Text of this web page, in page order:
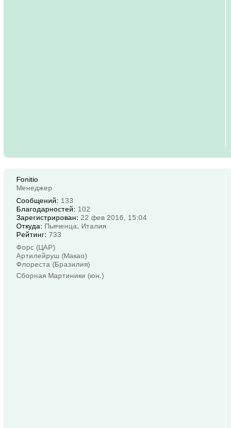
Fonitio
Менеджер
Сообщений: 133
Благодарностей: 102
Зарегистрирован: 22 фев 2016, 15:04
Откуда: Пьяченца, Италия
Рейтинг: 733
Форс (ЦАР)
Артилейруш (Макао)
Флореста (Бразилия)
Сборная Мартиники (юн.)